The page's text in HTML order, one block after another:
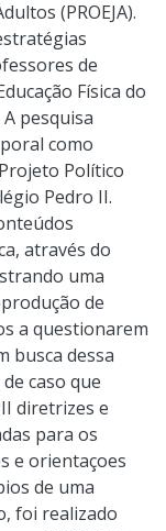
(PROEJA).
de
Física do
pesquisa
como
Político
Pedro II.
através do
uma
de
a questionarem
busca dessa
caso que
diretrizes e
para os
e orientaçoes
de uma
foi realizado